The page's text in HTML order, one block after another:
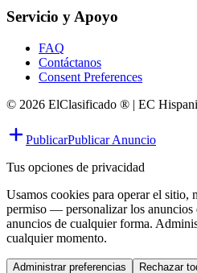
Servicio y Apoyo
FAQ
Contáctanos
Consent Preferences
© 2026 ElClasificado ® | EC
PublicarPublicar Anuncio
Tus opciones de privacidad
Usamos cookies para operar el
permiso — personalizar los anuncios
anuncios de cualquier forma.
cualquier momento.
Administrar preferencias Rechazar